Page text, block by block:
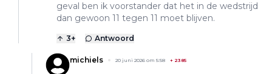
geval ben ik voorstander dat het in de wedstrijd
dan gewoon 11 tegen 11 moet blijven.
3+ Antwoord
michiels 20 juni 2026 om 5:58 + 2385